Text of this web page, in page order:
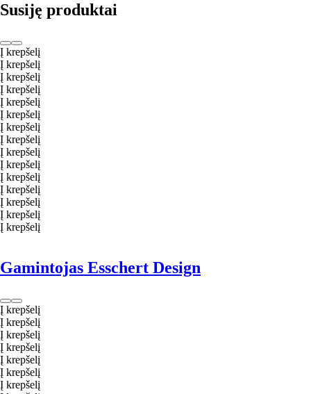
Susiję produktai
Į krepšelį
Į krepšelį
Į krepšelį
Į krepšelį
Į krepšelį
Į krepšelį
Į krepšelį
Į krepšelį
Į krepšelį
Į krepšelį
Į krepšelį
Į krepšelį
Į krepšelį
Į krepšelį
Į krepšelį
Gamintojas Esschert Design
Į krepšelį
Į krepšelį
Į krepšelį
Į krepšelį
Į krepšelį
Į krepšelį
Į krepšelį